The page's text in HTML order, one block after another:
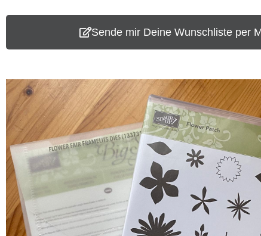
Sende mir Deine Wunschliste per